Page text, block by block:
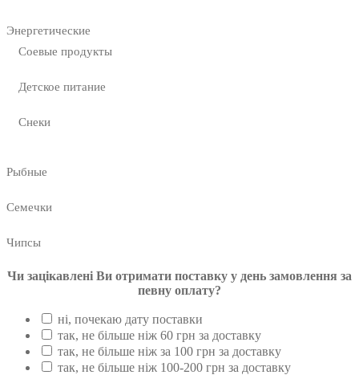
Энергетические
Соевые продукты
Детское питание
Снеки
Рыбные
Семечки
Чипсы
Чи зацікавлені Ви отримати поставку у день замовлення за
певну оплату?
ні, почекаю дату поставки
так, не більше ніж 60 грн за доставку
так, не більше ніж за 100 грн за доставку
так, не більше ніж 100-200 грн за доставку